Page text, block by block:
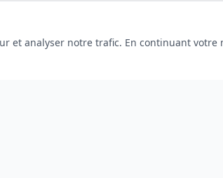
et analyser notre trafic. En continuant votre